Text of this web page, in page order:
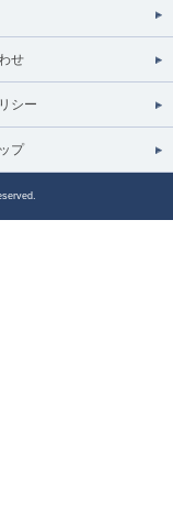
せ
シー
プ